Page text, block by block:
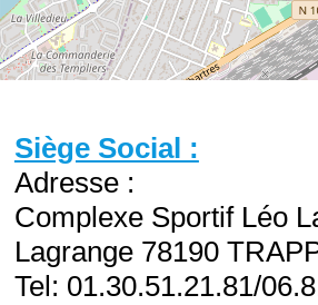
Siège Social :
Adresse :
Complexe Sportif Léo
Lagrange 78190
Tel: 01.30.51.21.81/